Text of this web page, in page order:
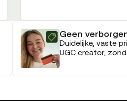
Geen
Duidelijke, vaste
UGC creator,